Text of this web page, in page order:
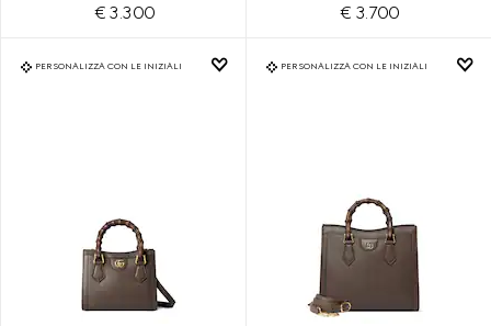
€ 3.300 € 3.700
PERSONALIZZA CON LE INIZIALI PERSONALIZZA CON LE INIZIALI